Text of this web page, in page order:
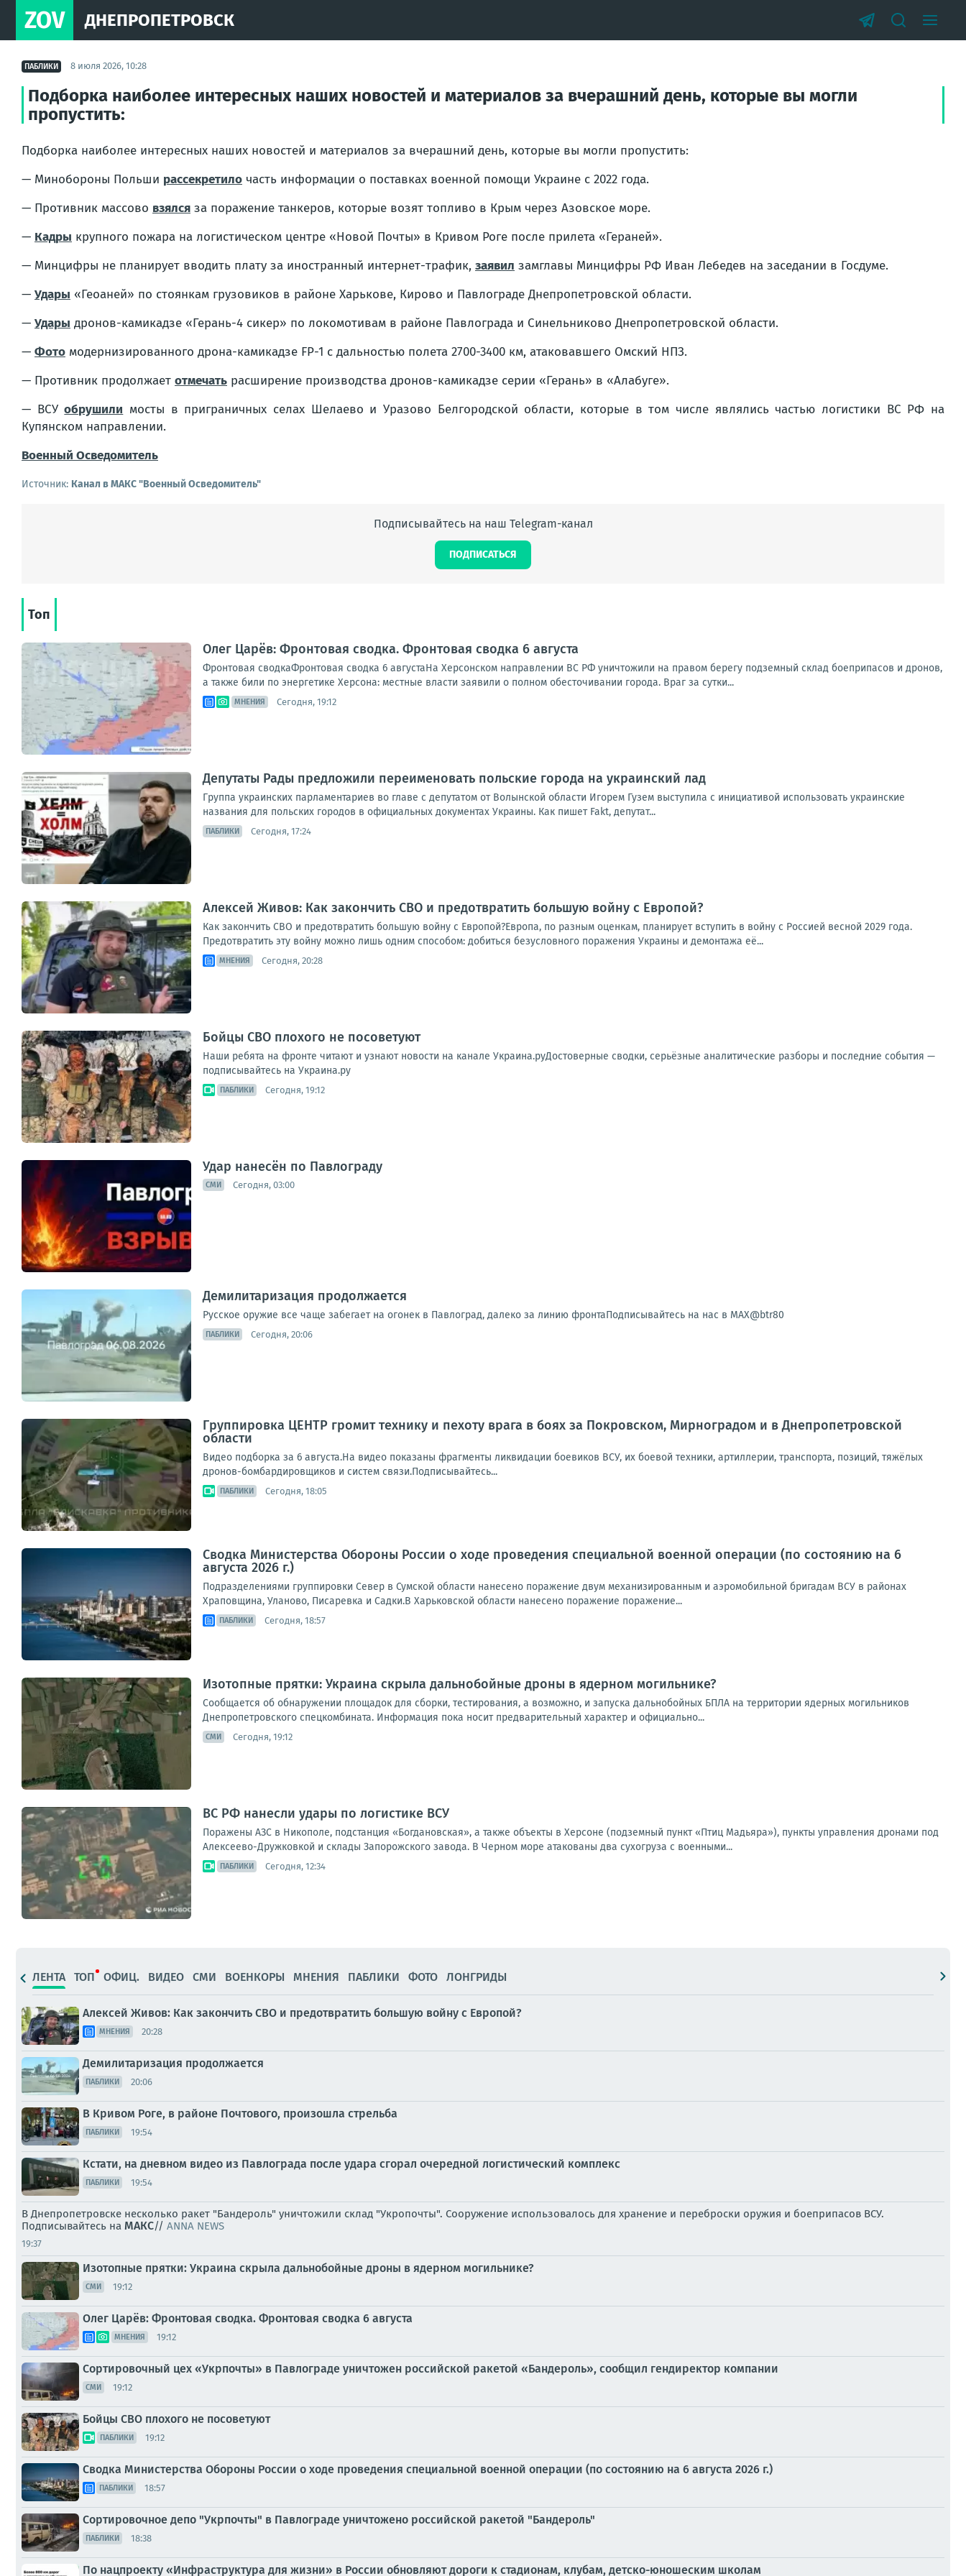
ZOV ДНЕПРОПЕТРОВСК
ПАБЛИКИ 8 июля 2026, 10:28
Подборка наиболее интересных наших новостей и материалов за вчерашний день, которые вы могли
пропустить:
Подборка наиболее интересных наших новостей и материалов за вчерашний день, которые вы могли пропустить:
— Минобороны Польши рассекретило часть информации о поставках военной помощи Украине с 2022 года.
— Противник массово взялся за поражение танкеров, которые возят топливо в Крым через Азовское море.
— Кадры крупного пожара на логистическом центре «Новой Почты» в Кривом Роге после прилета «Гераней».
— Минцифры не планирует вводить плату за иностранный интернет-трафик, заявил замглавы Минцифры РФ Иван Лебедев на заседании в Госдуме.
— Удары «Геоаней» по стоянкам грузовиков в районе Харькове, Кирово и Павлограде Днепропетровской области.
— Удары дронов-камикадзе «Герань-4 сикер» по локомотивам в районе Павлограда и Синельниково Днепропетровской области.
— Фото модернизированного дрона-камикадзе FP-1 с дальностью полета 2700-3400 км, атаковавшего Омский НПЗ.
— Противник продолжает отмечать расширение производства дронов-камикадзе серии «Герань» в «Алабуге».
— ВСУобрушили мосты в приграничных селах Шелаево и Уразово Белгородской области, которые в том числе являлись частью логистики ВС РФ на
Купянском направлении.
Военный Осведомитель
Источник: Канал в МАКС "Военный Осведомитель"
Подписывайтесь на наш Telegram-канал
ПОДПИСАТЬСЯ
Топ
Олег Царёв: Фронтовая сводка. Фронтовая сводка 6 августа
Фронтовая сводкаФронтовая сводка 6 августаНа Херсонском направлении ВС РФ уничтожили на правом берегу подземный склад боеприпасов и дронов,
а также били по энергетике Херсона: местные власти заявили о полном обесточивании города. Враг за сутки...
МНЕНИЯ Сегодня, 19:12
Депутаты Рады предложили переименовать польские города на украинский лад
Группа украинских парламентариев во главе с депутатом от Волынской области Игорем Гузем выступила с инициативой использовать украинские
названия для польских городов в официальных документах Украины. Как пишет Fakt, депутат...
ПАБЛИКИ Сегодня, 17:24
Алексей Живов: Как закончить СВО и предотвратить большую войну с Европой?
Как закончить СВО и предотвратить большую войну с Европой?Европа, по разным оценкам, планирует вступить в войну с Россией весной 2029 года.
Предотвратить эту войну можно лишь одним способом: добиться безусловного поражения Украины и демонтажа её...
МНЕНИЯ Сегодня, 20:28
Бойцы СВО плохого не посоветуют
Наши ребята на фронте читают и узнают новости на канале Украина.руДостоверные сводки, серьёзные аналитические разборы и последние события —
подписывайтесь на Украина.ру
ПАБЛИКИ Сегодня, 19:12
Удар нанесён по Павлограду
СМИ Сегодня, 03:00
Демилитаризация продолжается
Русское оружие все чаще забегает на огонек в Павлоград, далеко за линию фронтаПодписывайтесь на нас в MAX@btr80
ПАБЛИКИ Сегодня, 20:06
Группировка ЦЕНТР громит технику и пехоту врага в боях за Покровском, Мирноградом и в Днепропетровской
области
Видео подборка за 6 августа.На видео показаны фрагменты ликвидации боевиков ВСУ, их боевой техники, артиллерии, транспорта, позиций, тяжёлых
дронов-бомбардировщиков и систем связи.Подписывайтесь...
ПАБЛИКИ Сегодня, 18:05
Сводка Министерства Обороны России о ходе проведения специальной военной операции (по состоянию на 6
августа 2026 г.)
Подразделениями группировки Север в Сумской области нанесено поражение двум механизированным и аэромобильной бригадам ВСУ в районах
Храповщина, Уланово, Писаревка и Садки.В Харьковской области нанесено поражение поражение...
ПАБЛИКИ Сегодня, 18:57
Изотопные прятки: Украина скрыла дальнобойные дроны в ядерном могильнике?
Сообщается об обнаружении площадок для сборки, тестирования, а возможно, и запуска дальнобойных БПЛА на территории ядерных могильников
Днепропетровского спецкомбината. Информация пока носит предварительный характер и официально...
СМИ Сегодня, 19:12
ВС РФ нанесли удары по логистике ВСУ
Поражены АЗС в Никополе, подстанция «Богдановская», а также объекты в Херсоне (подземный пункт «Птиц Мадьяра»), пункты управления дронами под
Алексеево-Дружковкой и склады Запорожского завода. В Черном море атакованы два сухогруза с военными...
ПАБЛИКИ Сегодня, 12:34
ЛЕНТА ТОП ОФИЦ. ВИДЕО СМИ ВОЕНКОРЫ МНЕНИЯ ПАБЛИКИ ФОТО ЛОНГРИДЫ
Алексей Живов: Как закончить СВО и предотвратить большую войну с Европой?
МНЕНИЯ 20:28
Демилитаризация продолжается
ПАБЛИКИ 20:06
В Кривом Роге, в районе Почтового, произошла стрельба
ПАБЛИКИ 19:54
Кстати, на дневном видео из Павлограда после удара сгорал очередной логистический комплекс
ПАБЛИКИ 19:54
В Днепропетровске несколько ракет "Бандероль" уничтожили склад "Укропочты". Сооружение использовалось для хранение и переброски оружия и боеприпасов ВСУ.
Подписывайтесь на МАКС// ANNA NEWS
19:37
Изотопные прятки: Украина скрыла дальнобойные дроны в ядерном могильнике?
СМИ 19:12
Олег Царёв: Фронтовая сводка. Фронтовая сводка 6 августа
МНЕНИЯ 19:12
Сортировочный цех «Укрпочты» в Павлограде уничтожен российской ракетой «Бандероль», сообщил гендиректор компании
СМИ 19:12
Бойцы СВО плохого не посоветуют
ПАБЛИКИ 19:12
Сводка Министерства Обороны России о ходе проведения специальной военной операции (по состоянию на 6 августа 2026 г.)
ПАБЛИКИ 18:57
Сортировочное депо "Укрпочты" в Павлограде уничтожено российской ракетой "Бандероль"
ПАБЛИКИ 18:38
По нацпроекту «Инфраструктура для жизни» в России обновляют дороги к стадионам, клубам, детско-юношеским школам